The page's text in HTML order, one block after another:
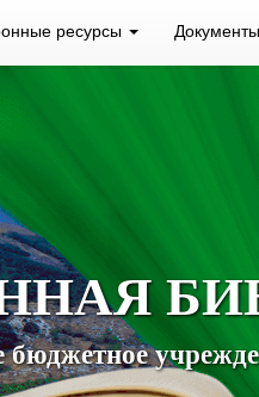
ресурсы Документы